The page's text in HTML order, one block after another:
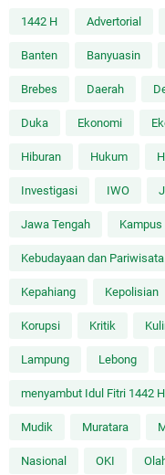
1442 H Advertorial
Banten Banyuasin
Brebes Daerah
Duka Ekonomi
Hiburan Hukum
Investigasi IWO
Jawa Tengah Kampus
Kebudayaan dan Pariwisata
Kepahiang Kepolisian
Korupsi Kritik
Lampung Lebong
menyambut Idul Fitri 1442 H
Mudik Muratara
Nasional OKI